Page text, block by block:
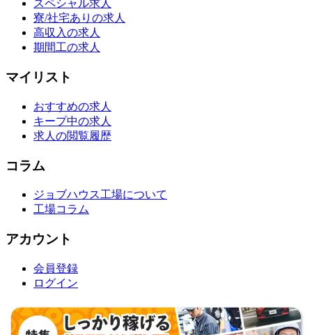
スペシャル求人
寮/社宅ありの求人
高収入の求人
期間工の求人
マイリスト
おすすめの求人
キープ中の求人
求人の閲覧履歴
コラム
ジョブハウス工場について
工場コラム
アカウント
会員登録
ログイン